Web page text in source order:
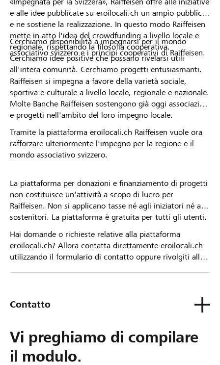
e alle idee pubblicate su eroilocali.ch un ampio pubblico
e ne sostiene la realizzazione. In questo modo Raiffeisen
mette in atto l'idea del crowdfunding a livello locale e
regionale, rispettando la filosofia cooperativa.
Cerchiamo idee positive che possano rivelarsi utili
all'intera comunità. Cerchiamo progetti entusiasmanti.
Cerchiamo disponibilità a impegnarsi per il mondo
associativo svizzero e i principi cooperativi di Raiffeisen.
Raiffeisen si impegna a favore della varietà sociale,
sportiva e culturale a livello locale, regionale e nazionale.
Molte Banche Raiffeisen sostengono già oggi associazioni
e progetti nell'ambito del loro impegno locale.
Tramite la piattaforma eroilocali.ch Raiffeisen vuole ora
rafforzare ulteriormente l'impegno per la regione e il
mondo associativo svizzero.
La piattaforma per donazioni e finanziamento di progetti
non costituisce un'attività a scopo di lucro per
Raiffeisen. Non si applicano tasse né agli iniziatori né ai
sostenitori. La piattaforma è gratuita per tutti gli utenti.
Hai domande o richieste relative alla piattaforma
eroilocali.ch? Allora contatta direttamente eroilocali.ch
utilizzando il formulario di contatto oppure rivolgiti alla
Contatto
Vi preghiamo di compilare
il modulo.